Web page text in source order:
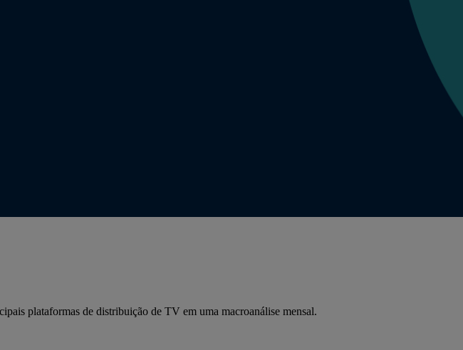
plataformas de distribuição de TV em uma macroanálise mensal.